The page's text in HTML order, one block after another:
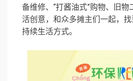
备维修、“打酱油式”购物、旧物
活创意，和众多摊主们一起，
持续生活方式。